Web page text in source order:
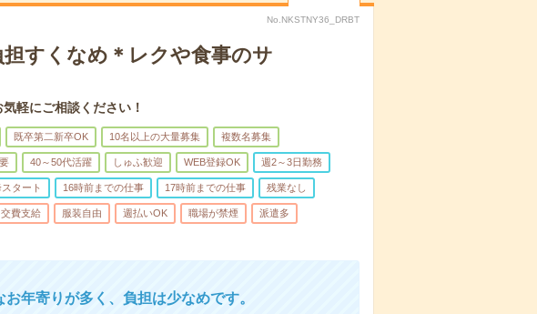
No.NKSTNY36_DRBT
担すくなめ＊レクや食事のサ
軽にご相談ください！
既卒第二新卒OK 10名以上の大量募集 複数名募集
40～50代活躍 しゅふ歓迎 WEB登録OK 週2～3日勤務
タート 16時前までの仕事 17時前までの仕事 残業なし
交費支給 服装自由 週払いOK 職場が禁煙 派遣多
年寄りが多く、負担は少なめです。